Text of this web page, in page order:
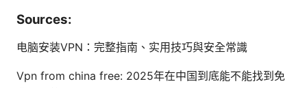
Sources:
电脑安装VPN：完整指南、实用技巧與安全常識
Vpn from china free: 2025年在中国到底能不能找到免